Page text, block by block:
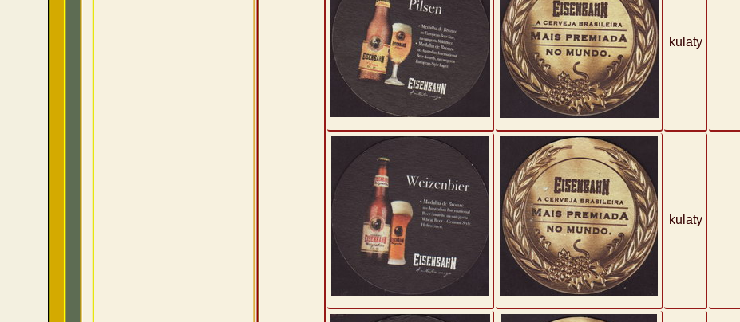
kulaty
kulaty